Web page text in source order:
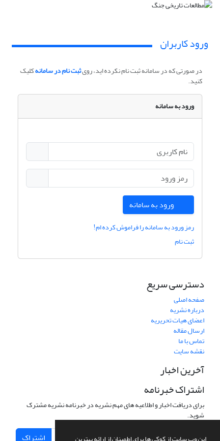
ورود کاربران
در صورتی که در سامانه ثبت نام نکرده اید، رویثبت نام در سامانهکلیک
کنید.
ورود به سامانه
ورود به سامانه
رمز ورود به سامانه را فراموش کرده ام!
ثبت نام
دسترسی سریع
صفحه اصلی
درباره نشریه
اعضای هیات تحریریه
ارسال مقاله
تماس با ما
نقشه سایت
آخرین اخبار
اشتراک خبرنامه
برای دریافت اخبار و اطلاعیه های مهم نشریه در خبرنامه نشریه مشترک
شوید.
اشتراک